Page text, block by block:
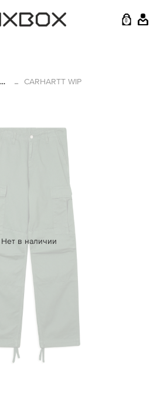
0
... CARHARTT WIP
Нет в наличии